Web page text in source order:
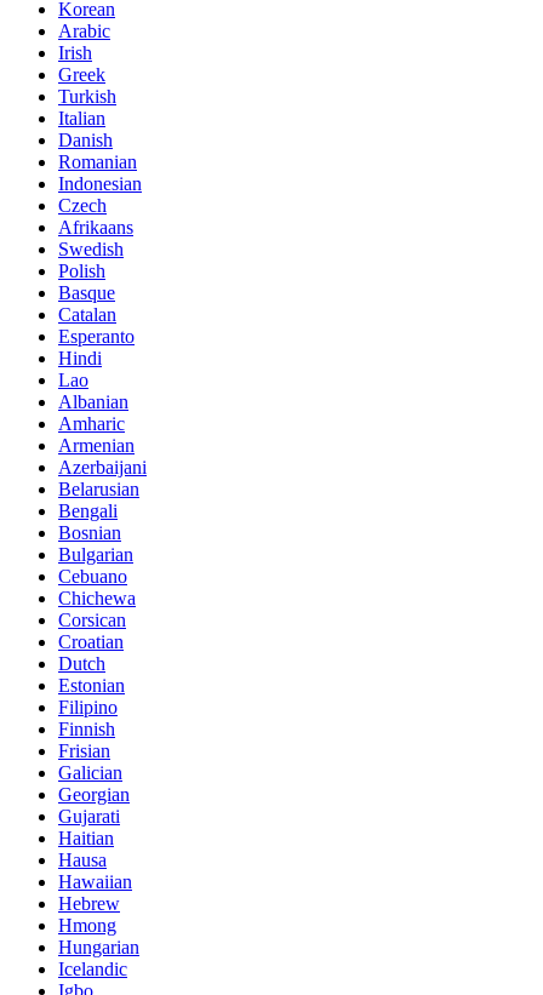
Korean
Arabic
Irish
Greek
Turkish
Italian
Danish
Romanian
Indonesian
Czech
Afrikaans
Swedish
Polish
Basque
Catalan
Esperanto
Hindi
Lao
Albanian
Amharic
Armenian
Azerbaijani
Belarusian
Bengali
Bosnian
Bulgarian
Cebuano
Chichewa
Corsican
Croatian
Dutch
Estonian
Filipino
Finnish
Frisian
Galician
Georgian
Gujarati
Haitian
Hausa
Hawaiian
Hebrew
Hmong
Hungarian
Icelandic